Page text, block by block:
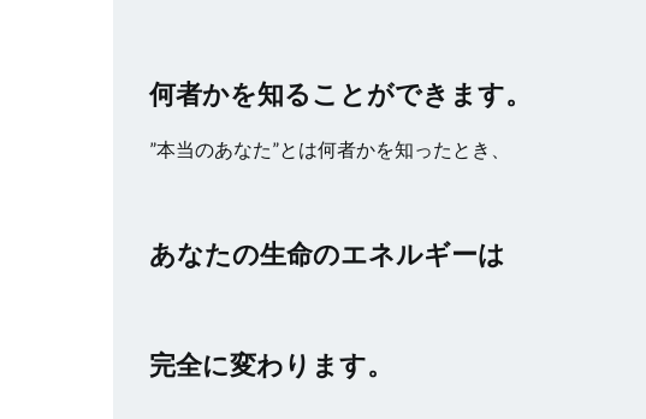
何者かを知ることができます。
”本当のあなた”とは何者かを知ったとき、
あなたの生命のエネルギーは
完全に変わります。